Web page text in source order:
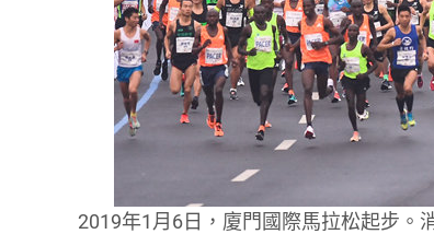
2019年1月6日，廈門國際馬拉松起步。